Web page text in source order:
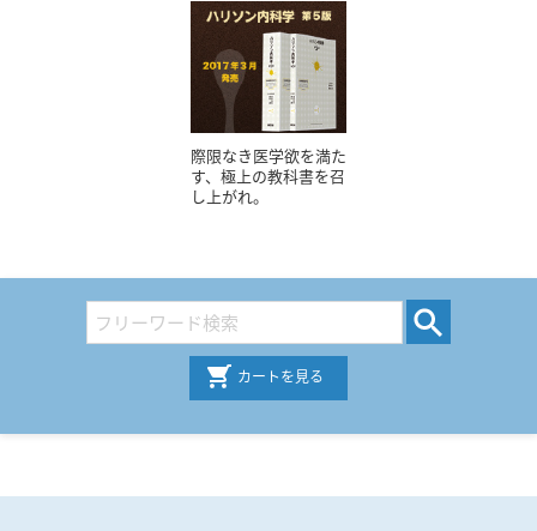
際限なき医学欲を満た
す、極上の教科書を召
し上がれ。
カートを見る